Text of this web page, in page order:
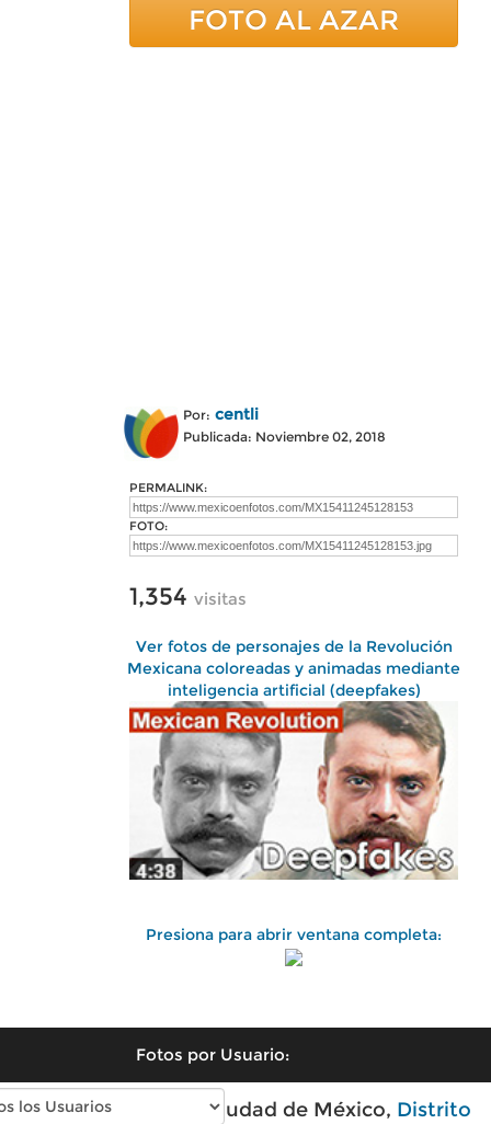
FOTO AL AZAR
Por: centli
Publicada: Noviembre 02, 2018
PERMALINK:
FOTO:
1,354 visitas
Ver fotos de personajes de la Revolución
Mexicana coloreadas y animadas mediante
inteligencia artificial (deepfakes)
Presiona para abrir ventana completa:
Fotos por Usuario:
Fotos antiguas de Ciudad de México, Distrito